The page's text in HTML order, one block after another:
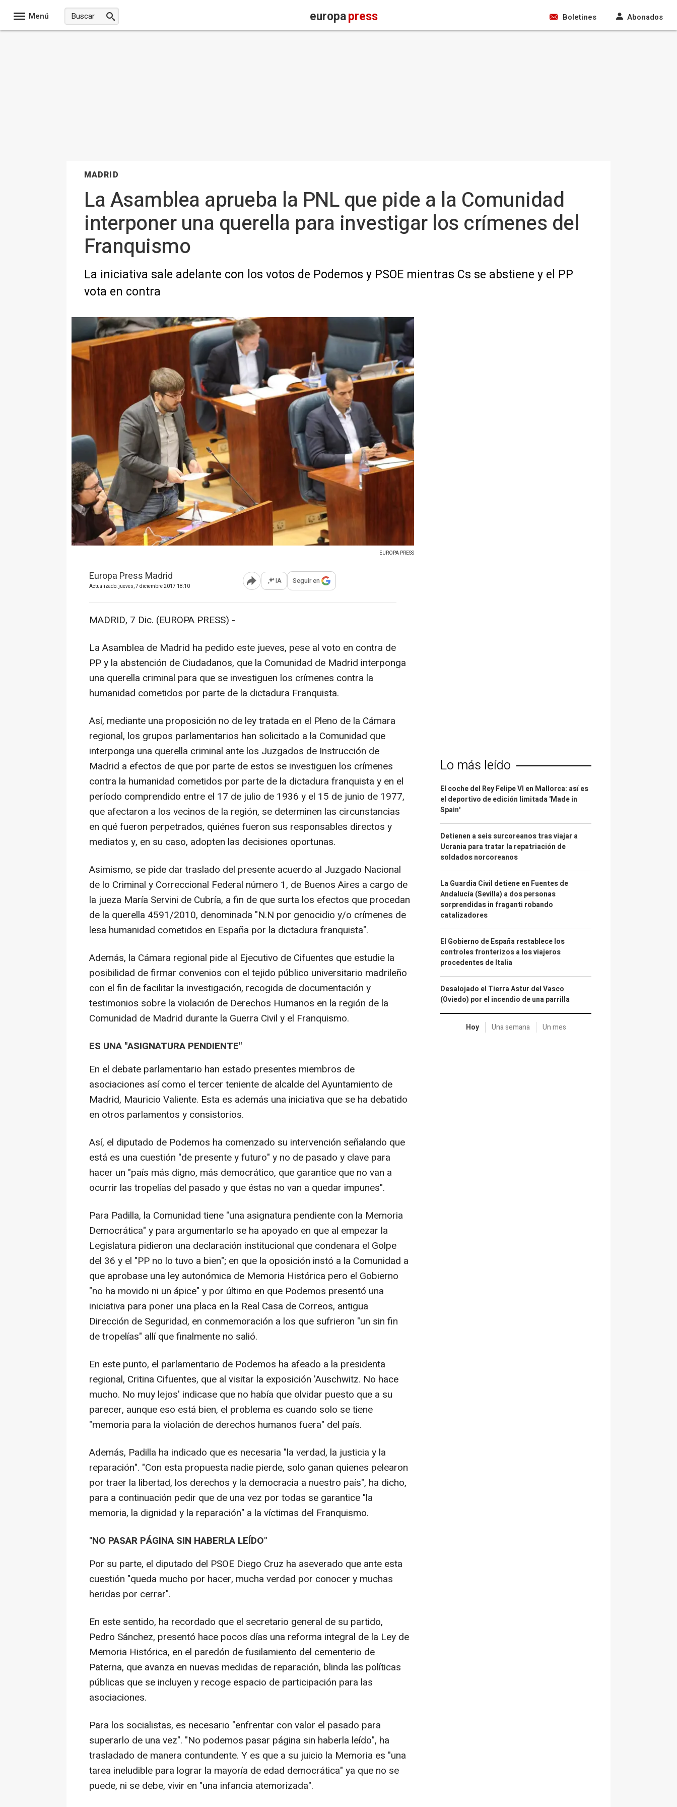
Menú europapress Boletines Abonados
MADRID
La Asamblea aprueba la PNL que pide a la Comunidad
interponer una querella para investigar los crímenes del
Franquismo
La iniciativa sale adelante con los votos de Podemos y PSOE mientras Cs se abstiene y el PP
vota en contra
EUROPA PRESS
Europa Press Madrid
Actualizado: jueves, 7 diciembre 2017 18:10 Abrir opciones para compartir
IA Seguir en
MADRID, 7 Dic. (EUROPA PRESS) -
La Asamblea de Madrid ha pedido este jueves, pese al voto en contra de
PP y la abstención de Ciudadanos, que la Comunidad de Madrid interponga
una querella criminal para que se investiguen los crímenes contra la
humanidad cometidos por parte de la dictadura Franquista.
Así, mediante una proposición no de ley tratada en el Pleno de la Cámara
regional, los grupos parlamentarios han solicitado a la Comunidad que
interponga una querella criminal ante los Juzgados de Instrucción de
Madrid a efectos de que por parte de estos se investiguen los crímenes
contra la humanidad cometidos por parte de la dictadura franquista y en el
período comprendido entre el 17 de julio de 1936 y el 15 de junio de 1977,
que afectaron a los vecinos de la región, se determinen las circunstancias
en qué fueron perpetrados, quiénes fueron sus responsables directos y
mediatos y, en su caso, adopten las decisiones oportunas.
Asimismo, se pide dar traslado del presente acuerdo al Juzgado Nacional
de lo Criminal y Correccional Federal número 1, de Buenos Aires a cargo de
la jueza María Servini de Cubría, a fin de que surta los efectos que procedan
de la querella 4591/2010, denominada "N.N por genocidio y/o crímenes de
lesa humanidad cometidos en España por la dictadura franquista".
Además, la Cámara regional pide al Ejecutivo de Cifuentes que estudie la
posibilidad de firmar convenios con el tejido público universitario madrileño
con el fin de facilitar la investigación, recogida de documentación y
testimonios sobre la violación de Derechos Humanos en la región de la
Comunidad de Madrid durante la Guerra Civil y el Franquismo.
ES UNA "ASIGNATURA PENDIENTE"
En el debate parlamentario han estado presentes miembros de
asociaciones así como el tercer teniente de alcalde del Ayuntamiento de
Madrid, Mauricio Valiente. Esta es además una iniciativa que se ha debatido
en otros parlamentos y consistorios.
Así, el diputado de Podemos ha comenzado su intervención señalando que
está es una cuestión "de presente y futuro" y no de pasado y clave para
hacer un "país más digno, más democrático, que garantice que no van a
ocurrir las tropelías del pasado y que éstas no van a quedar impunes".
Para Padilla, la Comunidad tiene "una asignatura pendiente con la Memoria
Democrática" y para argumentarlo se ha apoyado en que al empezar la
Legislatura pidieron una declaración institucional que condenara el Golpe
del 36 y el "PP no lo tuvo a bien"; en que la oposición instó a la Comunidad a
que aprobase una ley autonómica de Memoria Histórica pero el Gobierno
"no ha movido ni un ápice" y por último en que Podemos presentó una
iniciativa para poner una placa en la Real Casa de Correos, antigua
Dirección de Seguridad, en conmemoración a los que sufrieron "un sin fin
de tropelías" allí que finalmente no salió.
En este punto, el parlamentario de Podemos ha afeado a la presidenta
regional, Critina Cifuentes, que al visitar la exposición 'Auschwitz. No hace
mucho. No muy lejos' indicase que no había que olvidar puesto que a su
parecer, aunque eso está bien, el problema es cuando solo se tiene
"memoria para la violación de derechos humanos fuera" del país.
Además, Padilla ha indicado que es necesaria "la verdad, la justicia y la
reparación". "Con esta propuesta nadie pierde, solo ganan quienes pelearon
por traer la libertad, los derechos y la democracia a nuestro país", ha dicho,
para a continuación pedir que de una vez por todas se garantice "la
memoria, la dignidad y la reparación" a la víctimas del Franquismo.
"NO PASAR PÁGINA SIN HABERLA LEÍDO"
Por su parte, el diputado del PSOE Diego Cruz ha aseverado que ante esta
cuestión "queda mucho por hacer, mucha verdad por conocer y muchas
heridas por cerrar".
En este sentido, ha recordado que el secretario general de su partido,
Pedro Sánchez, presentó hace pocos días una reforma integral de la Ley de
Memoria Histórica, en el paredón de fusilamiento del cementerio de
Paterna, que avanza en nuevas medidas de reparación, blinda las políticas
públicas que se incluyen y recoge espacio de participación para las
asociaciones.
Para los socialistas, es necesario "enfrentar con valor el pasado para
superarlo de una vez". "No podemos pasar página sin haberla leído", ha
trasladado de manera contundente. Y es que a su juicio la Memoria es "una
tarea ineludible para lograr la mayoría de edad democrática" ya que no se
puede, ni se debe, vivir en "una infancia atemorizada".
Lo más leído
El coche del Rey Felipe VI en Mallorca: así es
el deportivo de edición limitada 'Made in
Spain'
Detienen a seis surcoreanos tras viajar a
Ucrania para tratar la repatriación de
soldados norcoreanos
La Guardia Civil detiene en Fuentes de
Andalucía (Sevilla) a dos personas
sorprendidas in fraganti robando
catalizadores
El Gobierno de España restablece los
controles fronterizos a los viajeros
procedentes de Italia
Desalojado el Tierra Astur del Vasco
(Oviedo) por el incendio de una parrilla
Hoy Una semana Un mes